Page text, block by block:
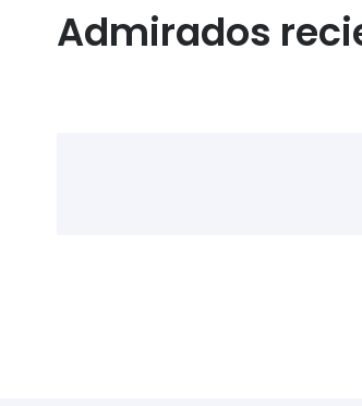
Admirados